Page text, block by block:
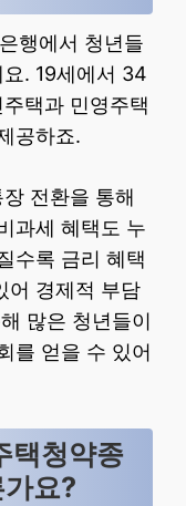
행에서 청년들
. 19세에서 34
택과 민영주택
공하죠.
전환을 통해
과세 혜택도 누
수록 금리 혜택
어 경제적 부담
많은 청년들이
를 얻을 수 있어
택청약종
요?